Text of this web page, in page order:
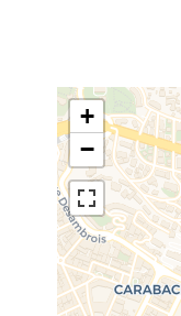
+
−